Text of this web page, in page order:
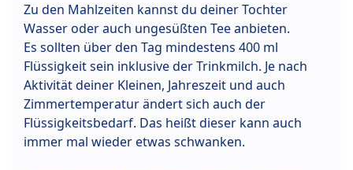
Zu den Mahlzeiten kannst du deiner Tochter
Wasser oder auch ungesüßten Tee anbieten.
Es sollten über den Tag mindestens 400 ml
Flüssigkeit sein inklusive der Trinkmilch. Je nach
Aktivität deiner Kleinen, Jahreszeit und auch
Zimmertemperatur ändert sich auch der
Flüssigkeitsbedarf. Das heißt dieser kann auch
immer mal wieder etwas schwanken.